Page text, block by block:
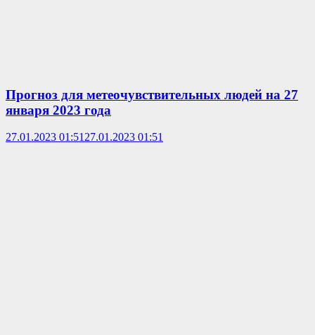
Прогноз для метеочувствительных людей на 27
января 2023 года
27.01.2023 01:51 27.01.2023 01:51